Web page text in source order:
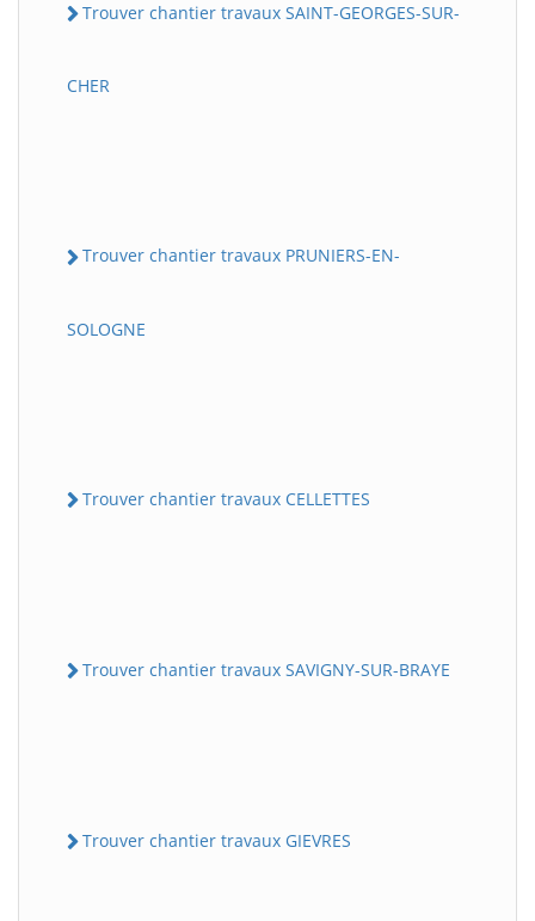
Trouver chantier travaux SAINT-GEORGES-SUR-
CHER
Trouver chantier travaux PRUNIERS-EN-
SOLOGNE
Trouver chantier travaux CELLETTES
Trouver chantier travaux SAVIGNY-SUR-BRAYE
Trouver chantier travaux GIEVRES